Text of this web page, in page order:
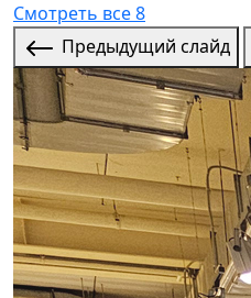
Смотреть все 8
Предыдущий слайд